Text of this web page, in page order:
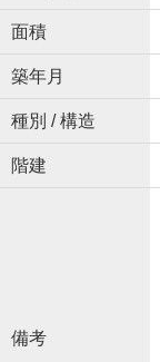
面積
築年月
種別 / 構造
階建
備考